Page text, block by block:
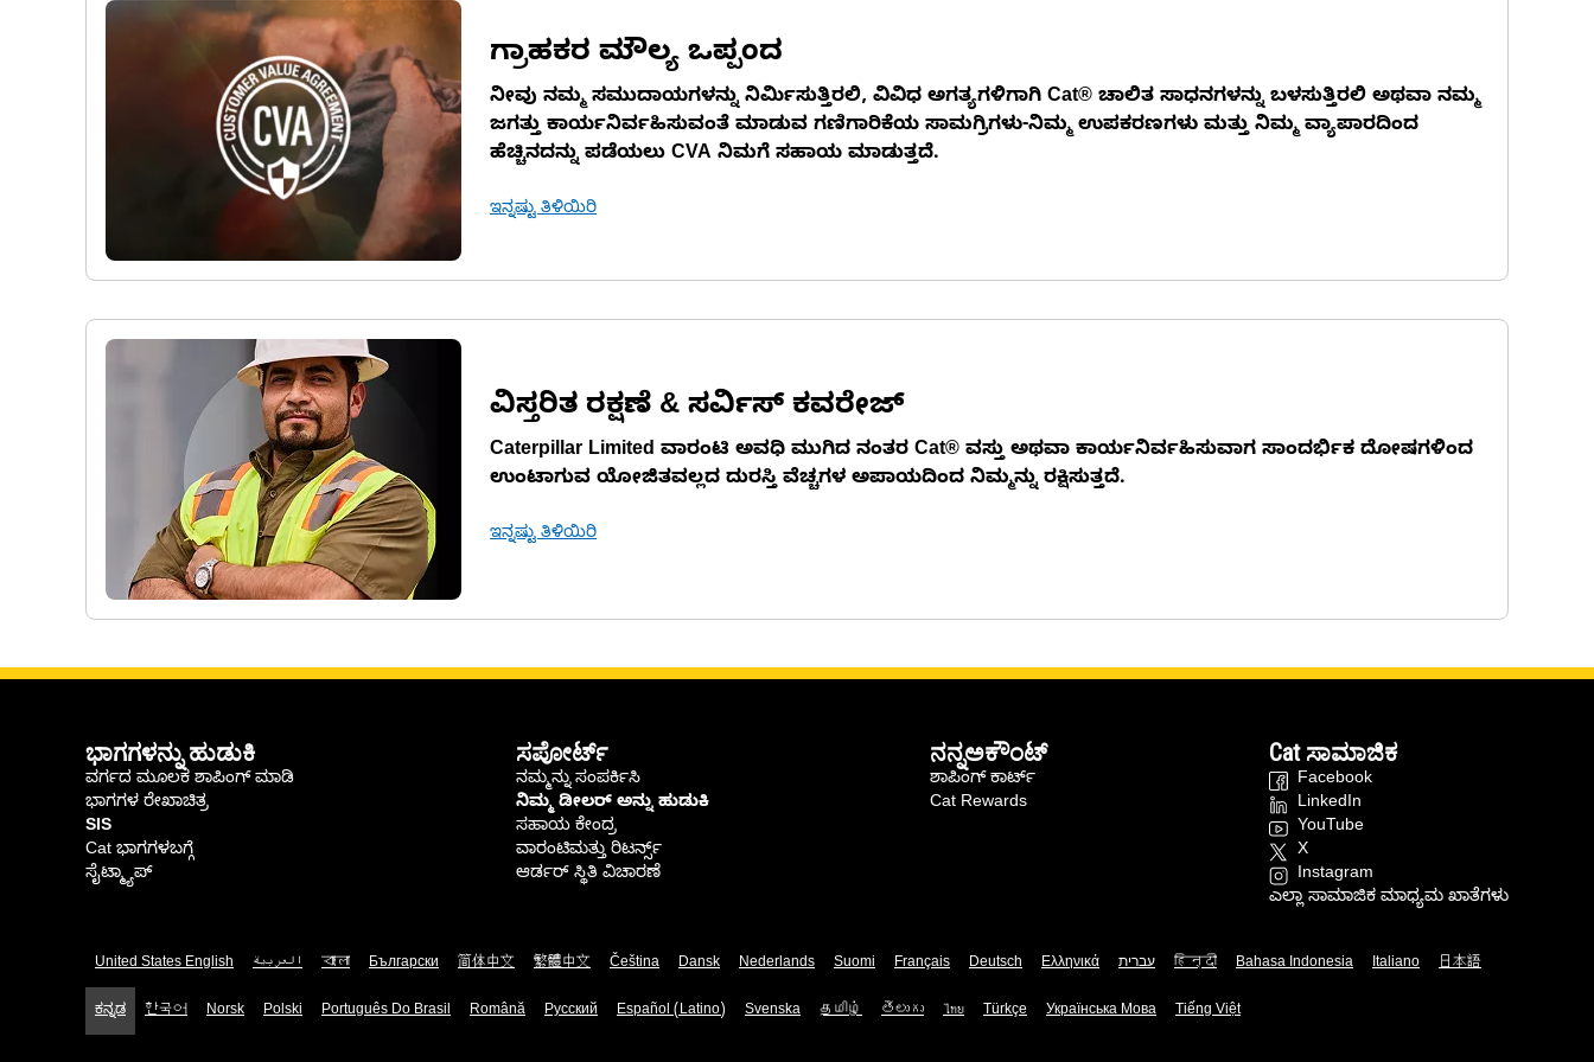
ಗ್ರಾಹಕರ ಮೌಲ್ಯ ಒಪ್ಪಂದ
ನೀವು ನಮ್ಮ ಸಮುದಾಯಗಳನ್ನು ನಿರ್ಮಿಸುತ್ತಿರಲಿ, ವಿವಿಧ ಅಗತ್ಯಗಳಿಗಾಗಿ Cat® ಚಾಲಿತ ಸಾಧನಗಳನ್ನು ಬಳಸುತ್ತಿರಲಿ ಅಥವಾ ನಮ್ಮ
ಜಗತ್ತು ಕಾರ್ಯನಿರ್ವಹಿಸುವಂತೆ ಮಾಡುವ ಗಣಿಗಾರಿಕೆಯ ಸಾಮಗ್ರಿಗಳು-ನಿಮ್ಮ ಉಪಕರಣಗಳು ಮತ್ತು ನಿಮ್ಮ ವ್ಯಾಪಾರದಿಂದ
ಹೆಚ್ಚಿನದನ್ನು ಪಡೆಯಲು CVA ನಿಮಗೆ ಸಹಾಯ ಮಾಡುತ್ತದೆ.
ಇನ್ನಷ್ಟು ತಿಳಿಯಿರಿ
ವಿಸ್ತರಿತ ರಕ್ಷಣೆ & ಸರ್ವಿಸ್ ಕವರೇಜ್
Caterpillar Limited ವಾರಂಟಿ ಅವಧಿ ಮುಗಿದ ನಂತರ Cat® ವಸ್ತು ಅಥವಾ ಕಾರ್ಯನಿರ್ವಹಿಸುವಾಗ ಸಾಂದರ್ಭಿಕ ದೋಷಗಳಿಂದ
ಉಂಟಾಗುವ ಯೋಜಿತವಲ್ಲದ ದುರಸ್ತಿ ವೆಚ್ಚಗಳ ಅಪಾಯದಿಂದ ನಿಮ್ಮನ್ನು ರಕ್ಷಿಸುತ್ತದೆ.
ಇನ್ನಷ್ಟು ತಿಳಿಯಿರಿ
ಭಾಗಗಳನ್ನು ಹುಡುಕಿ
ವರ್ಗದ ಮೂಲಕ ಶಾಪಿಂಗ್ ಮಾಡಿ
ಭಾಗಗಳ ರೇಖಾಚಿತ್ರ
SIS
Cat ಭಾಗಗಳಬಗ್ಗೆ
ಸೈಟ್ಮ್ಯಾಪ್
ಸಪೋರ್ಟ್
ನಮ್ಮನ್ನು ಸಂಪರ್ಕಿಸಿ
ನಿಮ್ಮ ಡೀಲರ್ ಅನ್ನು ಹುಡುಕಿ
ಸಹಾಯ ಕೇಂದ್ರ
ವಾರಂಟಿಮತ್ತು ರಿಟರ್ನ್ಸ್
ಆರ್ಡರ್ ಸ್ಥಿತಿ ವಿಚಾರಣೆ
ನನ್ನಅಕೌಂಟ್
ಶಾಪಿಂಗ್ ಕಾರ್ಟ್
Cat Rewards
Cat ಸಾಮಾಜಿಕ
Facebook
LinkedIn
YouTube
X
Instagram
ಎಲ್ಲಾ ಸಾಮಾಜಿಕ ಮಾಧ್ಯಮ ಖಾತೆಗಳು
United States English العربية বাংলা Български 简体中文 繁體中文 Čeština Dansk Nederlands Suomi Français Deutsch Ελληνικά עברית हिन्दी Bahasa Indonesia Italiano 日本語
ಕನ್ನಡ 한국어 Norsk Polski Português Do Brasil Română Русский Español (Latino) Svenska தமிழ் తెలుగు ไทย Türkçe Українська Мова Tiếng Việt